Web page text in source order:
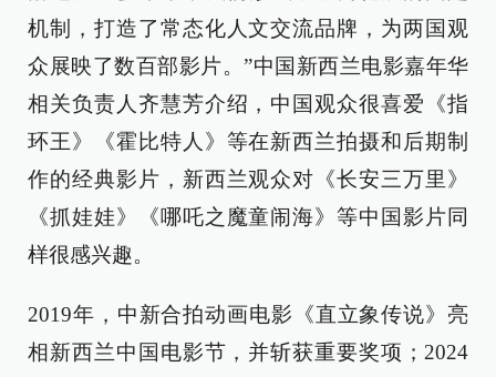
机制，打造了常态化人文交流品牌，为两国观
众展映了数百部影片。”中国新西兰电影嘉年华
相关负责人齐慧芳介绍，中国观众很喜爱《指
环王》《霍比特人》等在新西兰拍摄和后期制
作的经典影片，新西兰观众对《长安三万里》
《抓娃娃》《哪吒之魔童闹海》等中国影片同
样很感兴趣。
2019年，中新合拍动画电影《直立象传说》亮
相新西兰中国电影节，并斩获重要奖项；2024